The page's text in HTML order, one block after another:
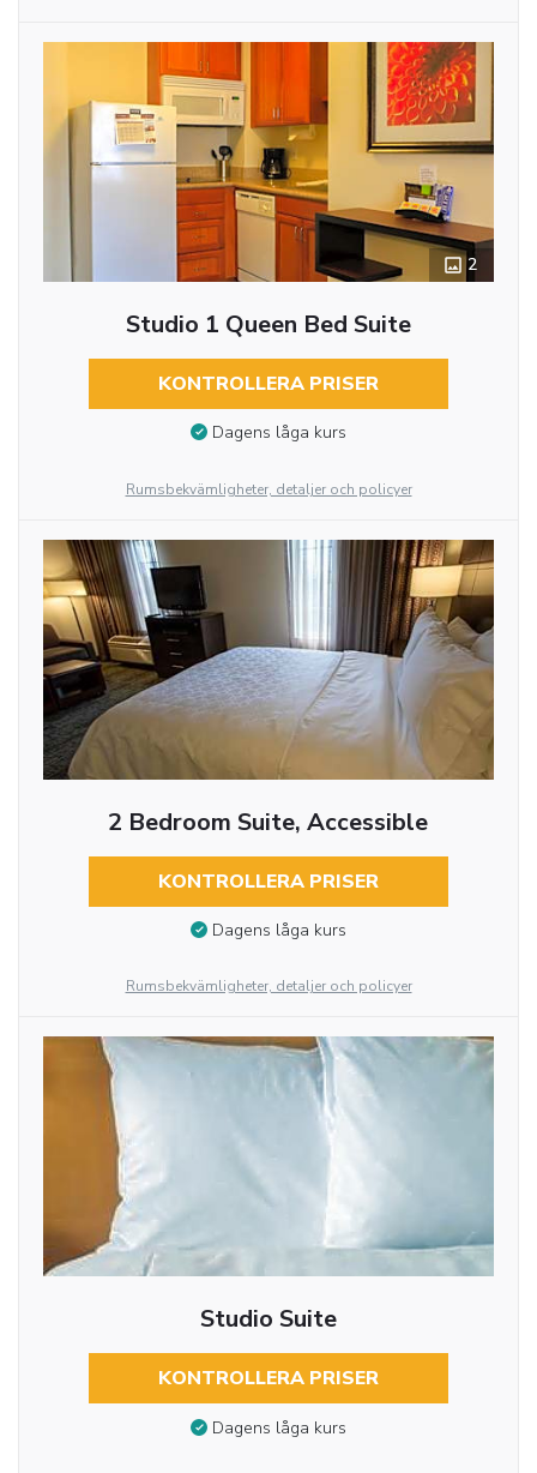
2
Studio 1 Queen Bed Suite
KONTROLLERA PRISER
Dagens låga kurs
Rumsbekvämligheter, detaljer och policyer
2 Bedroom Suite, Accessible
KONTROLLERA PRISER
Dagens låga kurs
Rumsbekvämligheter, detaljer och policyer
Studio Suite
KONTROLLERA PRISER
Dagens låga kurs